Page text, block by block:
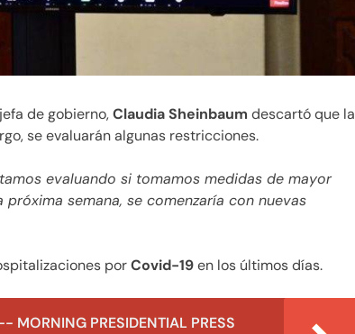
de gobierno,Claudia Sheinbaum descartó que la
se evaluarán algunas restricciones.
evaluando si tomamos medidas de mayor
semana, se comenzaría con nuevas
porCovid-19en los últimos días.
MORNING PRESIDENTIAL PRESS